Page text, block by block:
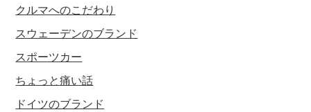
クルマへのこだわり
スウェーデンのブランド
スポーツカー
ちょっと痛い話
ドイツのブランド